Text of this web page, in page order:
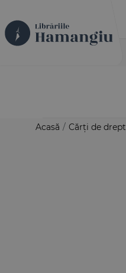
Acasă / Cărți de drept